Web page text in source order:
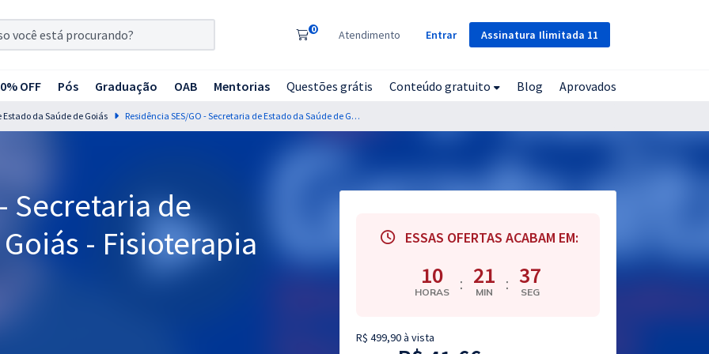
Assinatura Ilimitada 11
0 Atendimento Entrar
OFF Pós Graduação OAB Mentorias Questões grátis Conteúdo gratuito Blog Aprovados
Estado da Saúde de Goiás Residência SES/GO - Secretaria de Estado da Saúde de Goiás - Fisioterapia
Secretaria de
- Fisioterapia
ESSAS OFERTAS ACABAM EM:
10
HORAS : 21
MIN : 36
SEG
R$ 499,90 à vista